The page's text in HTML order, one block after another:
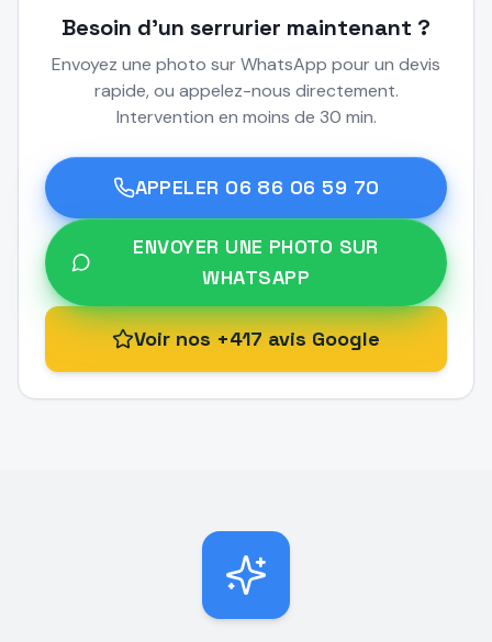
Besoin d'un serrurier maintenant ?
Envoyez une photo sur WhatsApp pour un devis
rapide, ou appelez-nous directement.
Intervention en moins de 30 min.
APPELER 06 86 06 59 70
ENVOYER UNE PHOTO SUR
WHATSAPP
Voir nos +417 avis Google